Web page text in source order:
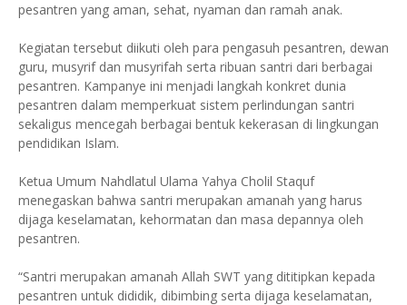
pesantren yang aman, sehat, nyaman dan ramah anak.
Kegiatan tersebut diikuti oleh para pengasuh pesantren, dewan
guru, musyrif dan musyrifah serta ribuan santri dari berbagai
pesantren. Kampanye ini menjadi langkah konkret dunia
pesantren dalam memperkuat sistem perlindungan santri
sekaligus mencegah berbagai bentuk kekerasan di lingkungan
pendidikan Islam.
Ketua Umum Nahdlatul Ulama Yahya Cholil Staquf
menegaskan bahwa santri merupakan amanah yang harus
dijaga keselamatan, kehormatan dan masa depannya oleh
pesantren.
“Santri merupakan amanah Allah SWT yang dititipkan kepada
pesantren untuk dididik, dibimbing serta dijaga keselamatan,